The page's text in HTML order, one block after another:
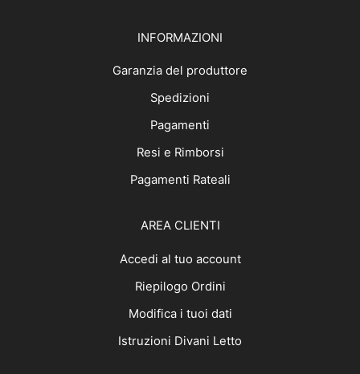
INFORMAZIONI
Garanzia del produttore
Spedizioni
Pagamenti
Resi e Rimborsi
Pagamenti Rateali
AREA CLIENTI
Accedi al tuo account
Riepilogo Ordini
Modifica i tuoi dati
Istruzioni Divani Letto